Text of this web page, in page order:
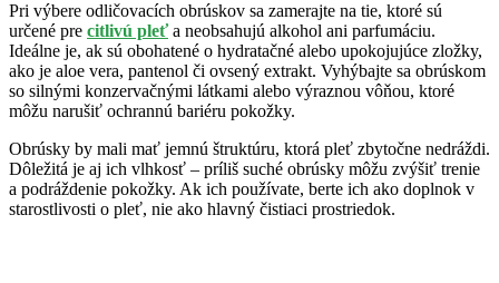
Pri výbere odličovacích obrúskov sa zamerajte na tie, ktoré sú
určené pre citlivú pleťa neobsahujú alkohol ani parfumáciu.
Ideálne je, ak sú obohatené o hydratačné alebo upokojujúce zložky,
ako je aloe vera, pantenol či ovsený extrakt. Vyhýbajte sa obrúskom
so silnými konzervačnými látkami alebo výraznou vôňou, ktoré
môžu narušiť ochrannú bariéru pokožky.
Obrúsky by mali mať jemnú štruktúru, ktorá pleť zbytočne nedráždi.
Dôležitá je aj ich vlhkosť – príliš suché obrúsky môžu zvýšiť trenie
a podráždenie pokožky. Ak ich používate, berte ich ako doplnok v
starostlivosti o pleť, nie ako hlavný čistiaci prostriedok.